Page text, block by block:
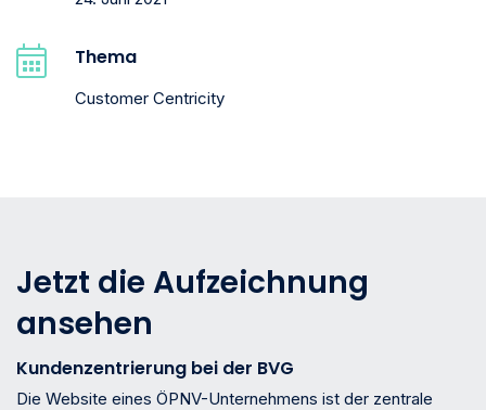
Thema
Customer Centricity
Jetzt die Aufzeichnung
ansehen
Kundenzentrierung bei der BVG
Die Website eines ÖPNV-Unternehmens ist der zentrale